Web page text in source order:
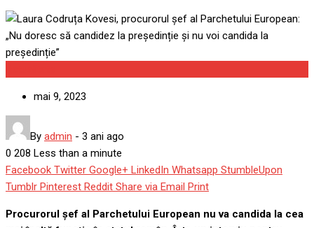
mai 9, 2023
By admin - 3 ani ago
0 208 Less than a minute
Facebook Twitter Google+ LinkedIn Whatsapp StumbleUpon
Tumblr Pinterest Reddit Share via Email Print
Procurorul șef al Parchetului European nu va candida la cea